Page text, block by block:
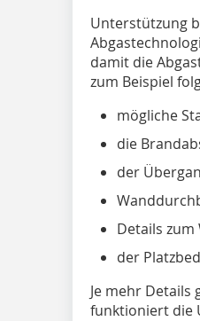
Unterstützung
damit die
zum Beispiel
mögliche
die
der
Details zum
der
Je mehr
funktioniert die